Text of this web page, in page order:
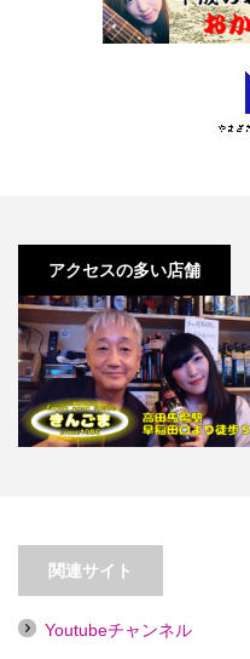
アクセスの多い店舗
【高田馬場】きんごま
関連サイト
Youtubeチャンネル